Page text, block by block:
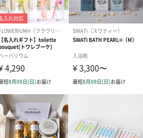
出産祝い（御出産祝）
（110円）
金銀結び切り